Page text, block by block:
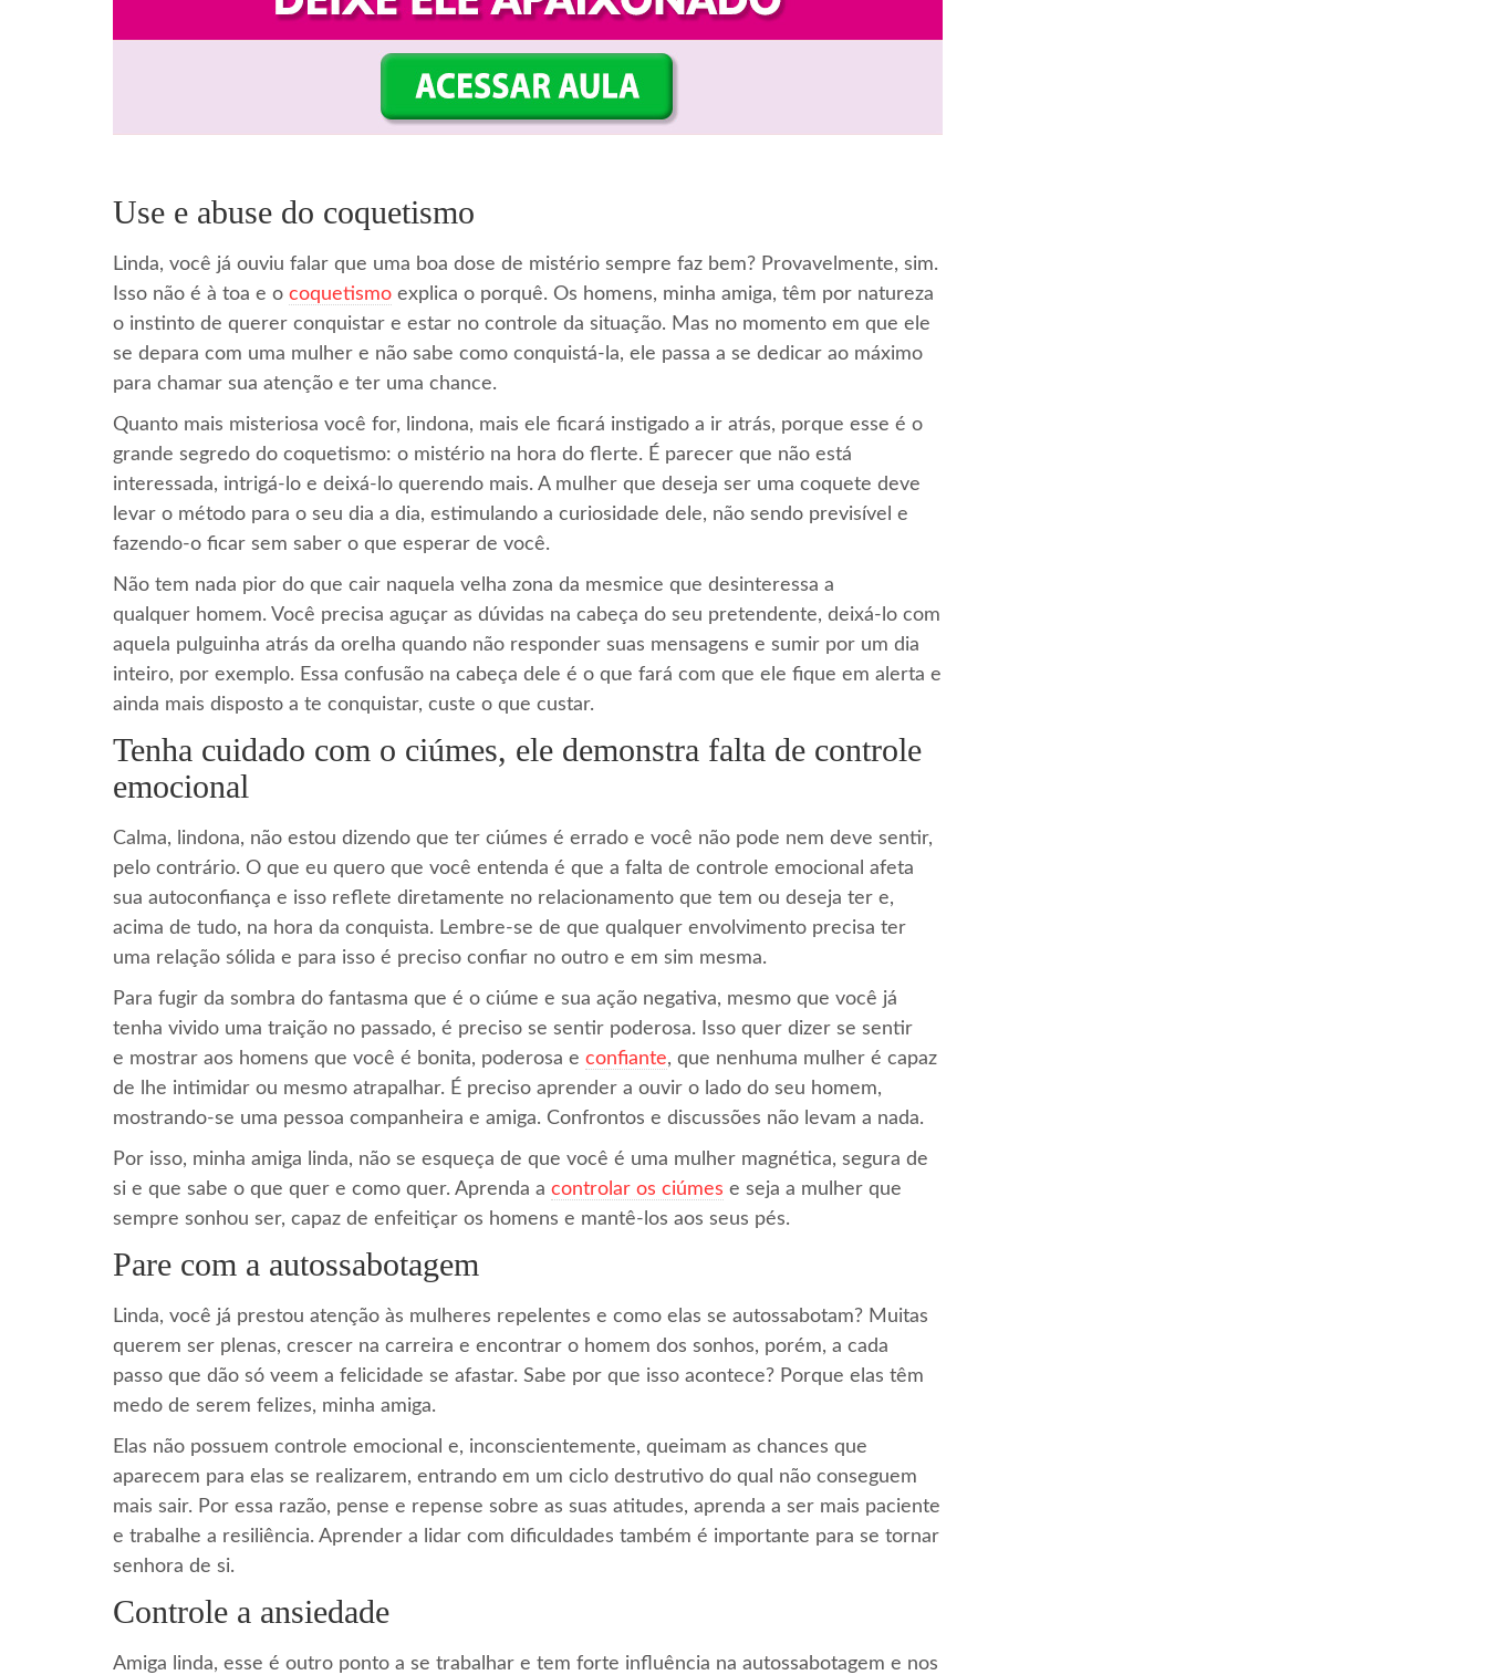
Use e abuse do coquetismo
Linda, você já ouviu falar que uma boa dose de mistério sempre faz bem? Provavelmente, sim.
Isso não é à toa e o coquetismo explica o porquê. Os homens, minha amiga, têm por natureza
o instinto de querer conquistar e estar no controle da situação. Mas no momento em que ele
se depara com uma mulher e não sabe como conquistá-la, ele passa a se dedicar ao máximo
para chamar sua atenção e ter uma chance.
Quanto mais misteriosa você for, lindona, mais ele ficará instigado a ir atrás, porque esse é o
grande segredo do coquetismo: o mistério na hora do flerte. É parecer que não está
interessada, intrigá-lo e deixá-lo querendo mais. A mulher que deseja ser uma coquete deve
levar o método para o seu dia a dia, estimulando a curiosidade dele, não sendo previsível e
fazendo-o ficar sem saber o que esperar de você.
Não tem nada pior do que cair naquela velha zona da mesmice que desinteressa a
qualquer homem. Você precisa aguçar as dúvidas na cabeça do seu pretendente, deixá-lo com
aquela pulguinha atrás da orelha quando não responder suas mensagens e sumir por um dia
inteiro, por exemplo. Essa confusão na cabeça dele é o que fará com que ele fique em alerta e
ainda mais disposto a te conquistar, custe o que custar.
Tenha cuidado com o ciúmes, ele demonstra falta de controle
emocional
Calma, lindona, não estou dizendo que ter ciúmes é errado e você não pode nem deve sentir,
pelo contrário. O que eu quero que você entenda é que a falta de controle emocional afeta
sua autoconfiança e isso reflete diretamente no relacionamento que tem ou deseja ter e,
acima de tudo, na hora da conquista. Lembre-se de que qualquer envolvimento precisa ter
uma relação sólida e para isso é preciso confiar no outro e em sim mesma.
Para fugir da sombra do fantasma que é o ciúme e sua ação negativa, mesmo que você já
tenha vivido uma traição no passado, é preciso se sentir poderosa. Isso quer dizer se sentir
e mostrar aos homens que você é bonita, poderosa e confiante, que nenhuma mulher é capaz
de lhe intimidar ou mesmo atrapalhar. É preciso aprender a ouvir o lado do seu homem,
mostrando-se uma pessoa companheira e amiga. Confrontos e discussões não levam a nada.
Por isso, minha amiga linda, não se esqueça de que você é uma mulher magnética, segura de
si e que sabe o que quer e como quer. Aprenda a controlar os ciúmes e seja a mulher que
sempre sonhou ser, capaz de enfeitiçar os homens e mantê-los aos seus pés.
Pare com a autossabotagem
Linda, você já prestou atenção às mulheres repelentes e como elas se autossabotam? Muitas
querem ser plenas, crescer na carreira e encontrar o homem dos sonhos, porém, a cada
passo que dão só veem a felicidade se afastar. Sabe por que isso acontece? Porque elas têm
medo de serem felizes, minha amiga.
Elas não possuem controle emocional e, inconscientemente, queimam as chances que
aparecem para elas se realizarem, entrando em um ciclo destrutivo do qual não conseguem
mais sair. Por essa razão, pense e repense sobre as suas atitudes, aprenda a ser mais paciente
e trabalhe a resiliência. Aprender a lidar com dificuldades também é importante para se tornar
senhora de si.
Controle a ansiedade
Amiga linda, esse é outro ponto a se trabalhar e tem forte influência na autossabotagem e nos